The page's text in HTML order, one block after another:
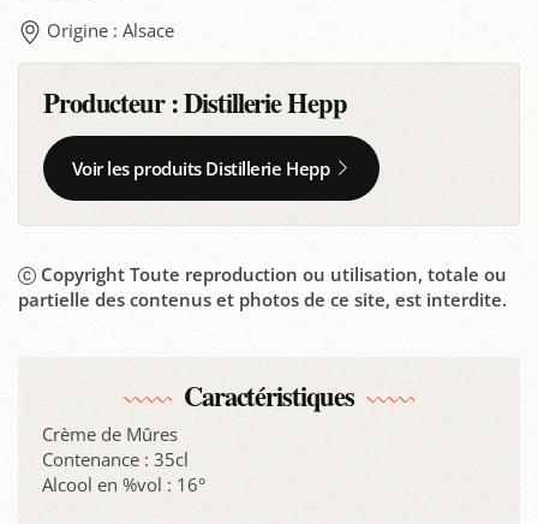
Origine : Alsace
Producteur :Distillerie Hepp
Voir les produits Distillerie Hepp
Copyright Toute reproduction ou utilisation, totale ou
partielle des contenus et photos de ce site, est interdite.
Caractéristiques
Crème de Mûres
Contenance : 35cl
Alcool en %vol : 16°